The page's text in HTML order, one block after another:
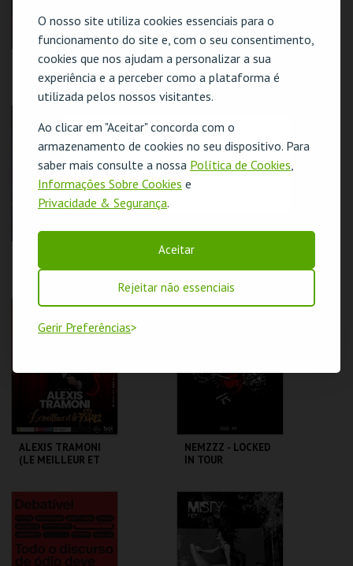
O nosso site utiliza cookies essenciais para o
funcionamento do site e, com o seu consentimento,
cookies que nos ajudam a personalizar a sua
experiência e a perceber como a plataforma é
utilizada pelos nossos visitantes.
Ao clicar em "Aceitar" concorda com o
armazenamento de cookies no seu dispositivo. Para
saber mais consulte a nossa Política de Cookies
Informações Sobre Cookies e
Privacidade & Segurança.
Aceitar
Rejeitar não essenciais
Gerir Preferências
O CLUBE DOS
POETAS MORTOS |
DEAD POETS
SOCIETY
MAIS INFO
COMPRAR
DE OLHOS BEM
FECHADOS | EYES
WIDE SHUT
MAIS INFO
CAPITÓLIO.
COMPRAR
MARIA LEITÃO |
CAPITÓLIO.
COMPRAR
ALEXIS TRAMONI
(LE MEILLEUR ET
CAPITÓLIO.
MAIS INFO
NEMZZZ - LOCKED
IN TOUR
CAPITÓLIO.
MAIS INFO
O evento escolhido não está disponível
OK